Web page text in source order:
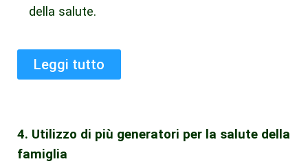
della salute.
Leggi tutto
4. Utilizzo di più generatori per la salute della
famiglia